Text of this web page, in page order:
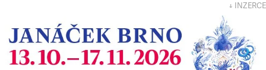
↓ INZERCE